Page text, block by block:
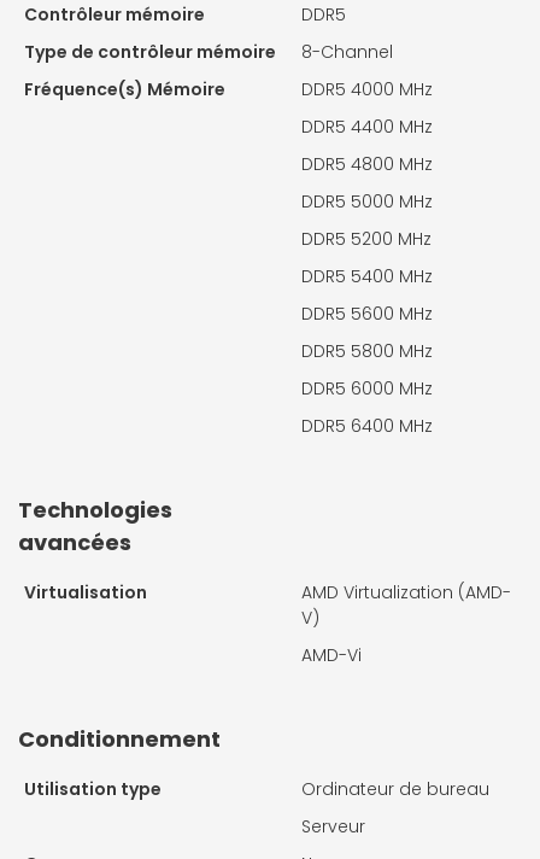
Contrôleur mémoire
DDR5
Type de contrôleur mémoire
8-Channel
Fréquence(s) Mémoire
DDR5 4000 MHz
DDR5 4400 MHz
DDR5 4800 MHz
DDR5 5000 MHz
DDR5 5200 MHz
DDR5 5400 MHz
DDR5 5600 MHz
DDR5 5800 MHz
DDR5 6000 MHz
DDR5 6400 MHz
Technologies
avancées
Virtualisation
AMD Virtualization (AMD-
V)
AMD-Vi
Conditionnement
Utilisation type
Ordinateur de bureau
Serveur